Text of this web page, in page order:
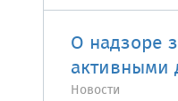
О надзоре
активными
Новости